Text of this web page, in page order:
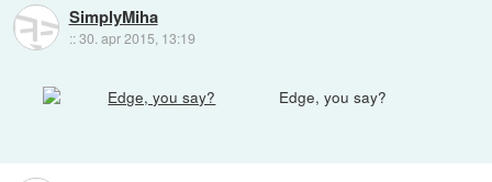
SimplyMiha
::30. apr 2015, 13:19
Edge, you say?